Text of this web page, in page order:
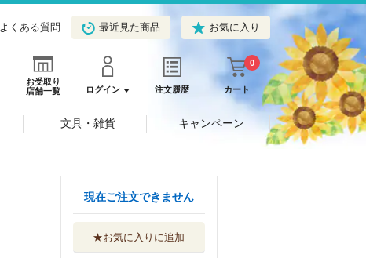
よくある質問 最近見た商品 お気に入り
お受取り
店舗一覧
ログイン 注文履歴 カート
0
文具・雑貨 キャンペーン
現在ご注文できません
★お気に入りに追加